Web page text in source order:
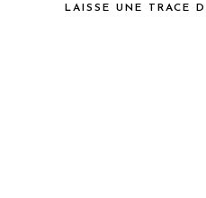
LAISSE UNE TRACE